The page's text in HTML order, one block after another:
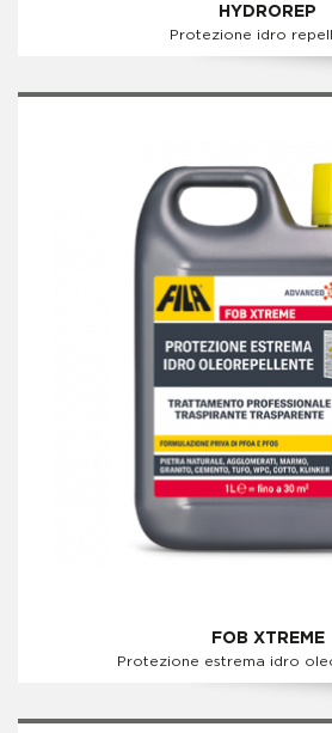
HYDROREP
Protezione idro
FOB XTREME
Protezione estrema idro